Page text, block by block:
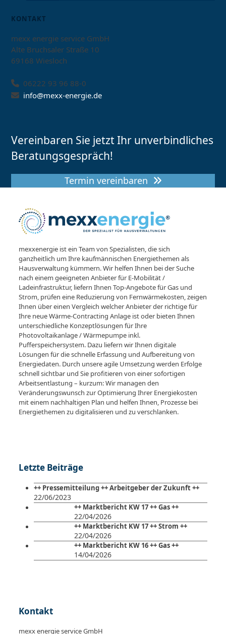
KONTAKT
mexx energie service GmbH
Alte Bruchsaler Straße 10
69168 Wiesloch
06222 93 96 88-0
info@mexx-energie.de
Vereinbaren Sie jetzt Ihr unverbindliches
Beratungsgespräch!
Termin vereinbaren
mexxenergie ist ein Team von Spezialisten, die sich
ganzheitlich um Ihre kaufmännischen Energiethemen als
Hausverwaltung kümmern. Wir helfen Ihnen bei der Suche
nach einem geeigneten Anbieter für E-Mobilität /
Ladeinfrastruktur, liefern Ihnen Top-Angebote für Gas und
Strom, prüfen eine Reduzierung von Fernwärmekosten, zeigen
Ihnen über einen Vergleich welcher Anbieter der richtige für
Ihre neue Wärme-Contracting Anlage ist oder bieten Ihnen
unterschiedliche Konzeptlösungen für Ihre
Photovoltaikanlage / Wärmepumpe inkl.
Pufferspeichersystem. Dazu liefern wir Ihnen digitale
Lösungen für die schnelle Erfassung und Aufbereitung von
Energiedaten. Durch unsere agile Umsetzung werden Erfolge
schnell sichtbar und Sie profitieren von einer sofortigen
Arbeitsentlastung – kurzum: Wir managen den
Veränderungswunsch zur Optimierung Ihrer Energiekosten
mit einem nachhaltigen Plan und helfen Ihnen, Prozesse bei
Energiethemen zu digitalisieren und zu verschlanken.
Letzte Beiträge
++ Pressemitteilung ++ Arbeitgeber der Zukunft ++
22/06/2023
++ Marktbericht KW 17 ++ Gas ++
22/04/2026
++ Marktbericht KW 17 ++ Strom ++
22/04/2026
++ Marktbericht KW 16 ++ Gas ++
14/04/2026
Kontakt
mexx energie service GmbH